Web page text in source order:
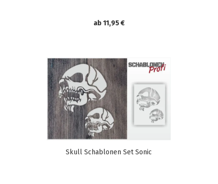
ab 11,95 €
Skull Schablonen Set Sonic